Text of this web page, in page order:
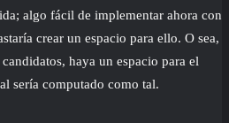
algo fácil de implementar ahora con
crear un espacio para ello. O sea,
haya un espacio para el
sería computado como tal.